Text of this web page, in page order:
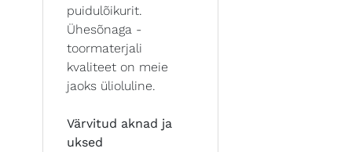
puidulõikurit.
Ühesõnaga -
toormaterjali
kvaliteet on meie
jaoks ülioluline.
Värvitud aknad ja
uksed